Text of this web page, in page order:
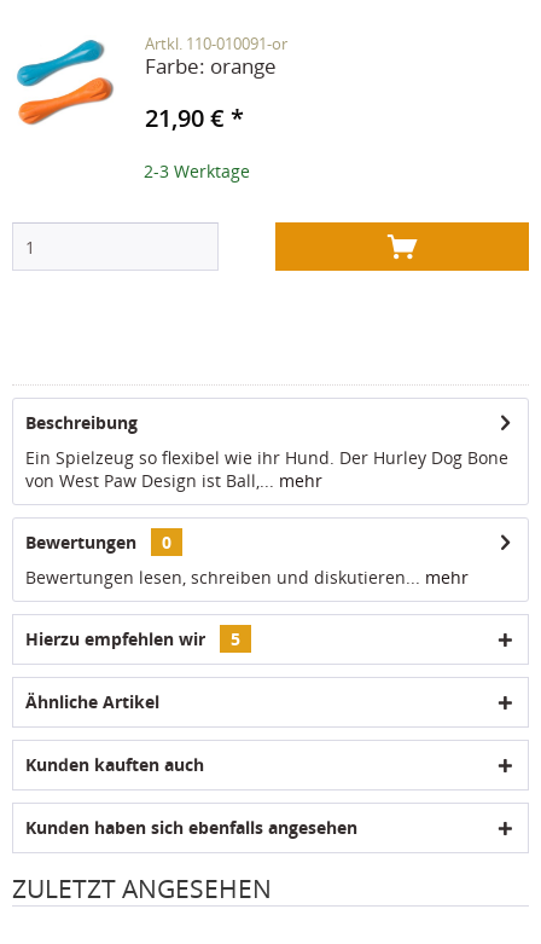
Artkl. 110-010091-or
Farbe: orange
2-3 Werktage
21,90 € *
Beschreibung
Ein Spielzeug so flexibel wie ihr Hund. Der Hurley Dog Bone
von West Paw Design ist Ball,... mehr
Bewertungen
0
Bewertungen lesen, schreiben und diskutieren... mehr
Hierzu empfehlen wir 5
Ähnliche Artikel
Kunden kauften auch
Kunden haben sich ebenfalls angesehen
ZULETZT ANGESEHEN